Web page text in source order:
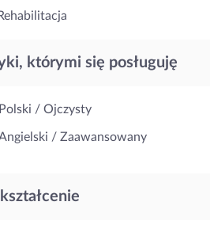
Rehabilitacja
którymi się posługuję
Polski / Ojczysty
/ Zaawansowany